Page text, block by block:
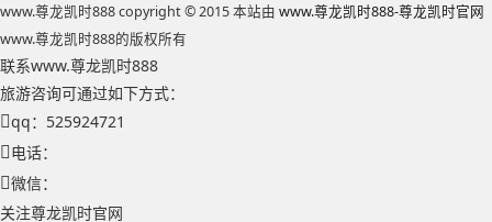
www.尊龙凯时888 copyright © 2015 本站由 www.尊龙凯时888-尊龙凯时官网
www.尊龙凯时888的版权所有
联系www.尊龙凯时888
旅游咨询可通过如下方式：
qq：525924721
电话：
微信：
关注尊龙凯时官网